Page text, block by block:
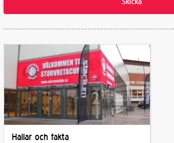
Skicka
Hallar och fakta